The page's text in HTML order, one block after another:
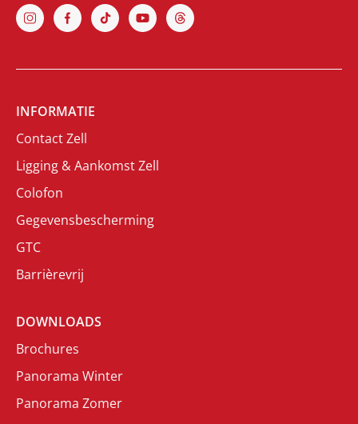
INFORMATIE
Contact Zell
Ligging & Aankomst Zell
Colofon
Gegevensbescherming
GTC
Barrièrevrij
DOWNLOADS
Brochures
Panorama Winter
Panorama Zomer